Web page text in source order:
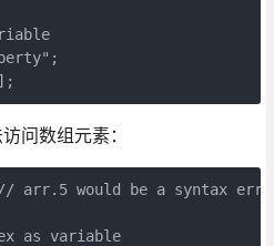
问数组元素：
arr.5 would be a syntax
as variable